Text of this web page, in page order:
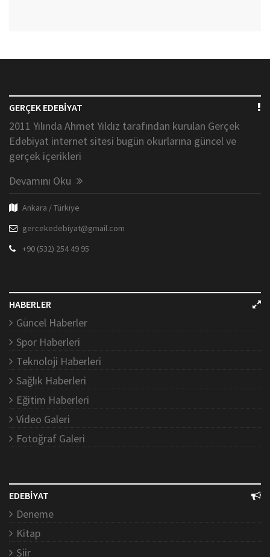
GERÇEK EDEBİYAT
2011 Yılında Ahmet Yıldız tarafından kurulan Gerçek
Edebiyat internet sitesi bugün okurlarına güncel ve
gerçek içerikleri
Devamını Oku
Ankara / Türkiye
gercekedebiyat@gmail.com
+90 (532) 254 49 95
HABERLER
Güncel Haberler
Spor Haberleri
Teknoloji Haberleri
Sağlık Haberleri
Eğitim Haberleri
Video Galeri
Fotoğraf Galeri
EDEBİYAT
Deneme
Kitap
Şiir